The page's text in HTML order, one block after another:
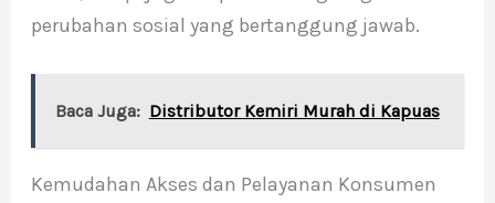
perubahan sosial yang bertanggung jawab.
Baca Juga: Distributor Kemiri Murah di Kapuas
Kemudahan Akses dan Pelayanan Konsumen